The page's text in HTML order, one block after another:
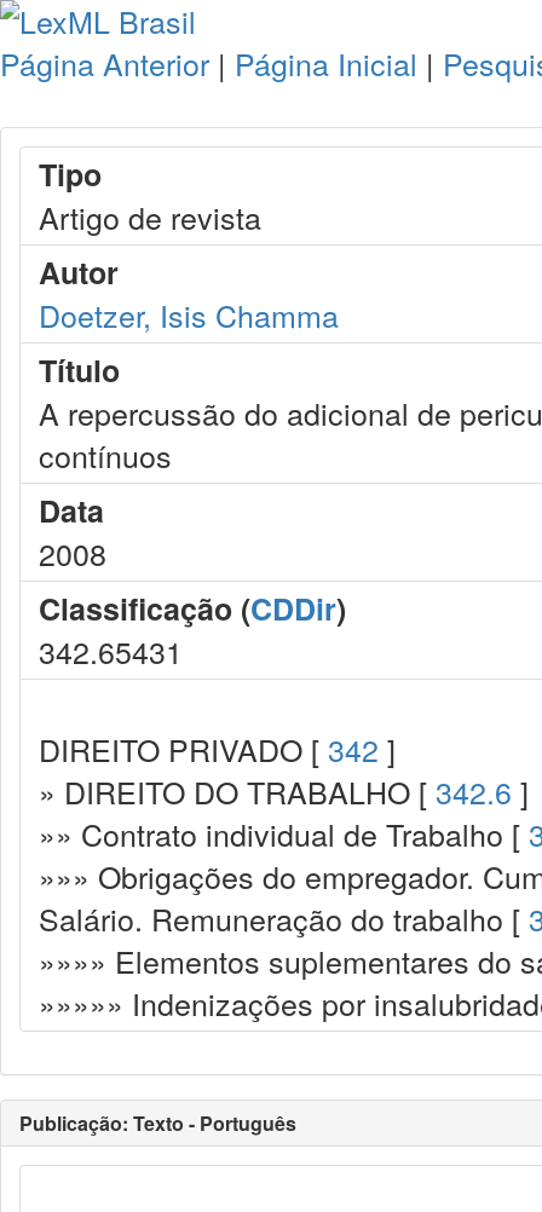
Página Anterior | Página Inicial |
Tipo
Artigo de revista
Autor
Doetzer, Isis Chamma
Título
A repercussão do adicional de
contínuos
Data
2008
Classificação (CDDir)
342.65431
DIREITO PRIVADO [ 342 ]
» DIREITO DO TRABALHO [ 342.6 ]
»» Contrato individual de Trabalho [
»»» Obrigações do empregador.
Salário. Remuneração do trabalho [
»»»» Elementos suplementares do
»»»»» Indenizações por
Publicação: Texto - Português